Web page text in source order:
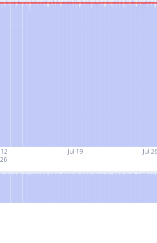
Jul 19 Jul